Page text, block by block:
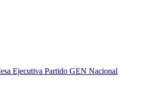
Ejecutiva Partido GEN Nacional